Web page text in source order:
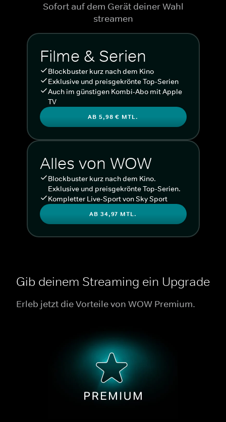
Sofort auf dem Gerät deiner Wahl
streamen
Filme & Serien
Blockbuster kurz nach dem Kino
Exklusive und preisgekrönte Top-Serien
Auch im günstigen Kombi-Abo mit Apple
TV
AB 5,98 € MTL.
Alles von WOW
Blockbuster kurz nach dem Kino.
Exklusive und preisgekrönte Top-Serien.
Kompletter Live-Sport von Sky Sport
AB 34,97 MTL.
Gib deinem Streaming ein Upgrade
Erleb jetzt die Vorteile von WOW Premium.